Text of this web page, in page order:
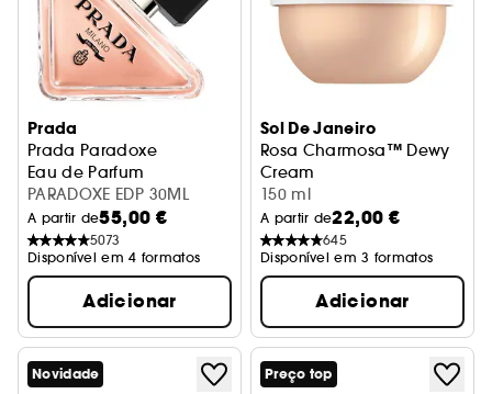
Prada
Prada Paradoxe
Eau de Parfum
PARADOXE EDP 30ML
A partir de55,00 €
5073
Disponível em 4 formatos
Adicionar
Sol De Janeiro
Rosa Charmosa™ Dewy
Cream
Creme de corpo que realça
150 ml
A partir de22,00 €
645
Disponível em 3 formatos
Adicionar
Novidade Preço top